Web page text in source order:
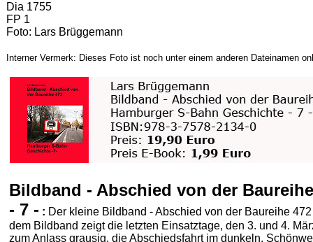
Dia 1755
FP 1
Foto: Lars Brüggemann
Interner Vermerk: Dieses Foto ist noch unter einem anderen Dateinamen
Bildband - Abschied von der
- 7 - : Der kleine Bildband - Abschied von der Baureihe
dem Bildband zeigt die letzten Einsatztage, den 3. und 4.
zum Anlass grausig, die Abschiedsfahrt im dunkeln,